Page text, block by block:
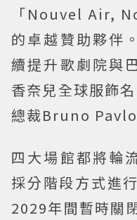
「Nouvel Air,
的卓越贊助夥伴
續提升歌劇院與
香奈兒全球服飾
總裁Bruno
四大場館都將輪
採分階段方式進
2029年間暫時關